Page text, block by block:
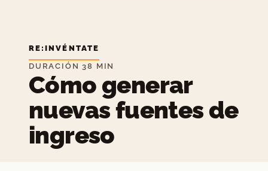
RE:INVÉNTATE
DURACIÓN 38 MIN
Cómo generar
nuevas fuentes de
ingreso